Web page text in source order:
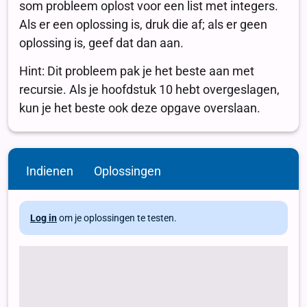
Indienen Oplossingen
Log in om je oplossingen te testen.